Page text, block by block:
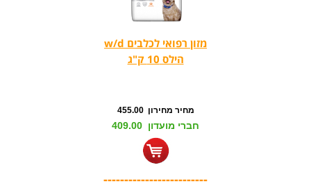
מזון רפואי לכלבים w/d
הילס 10 ק"ג
מחיר מחירון 455.00
חברי מועדון 409.00
-------------------------